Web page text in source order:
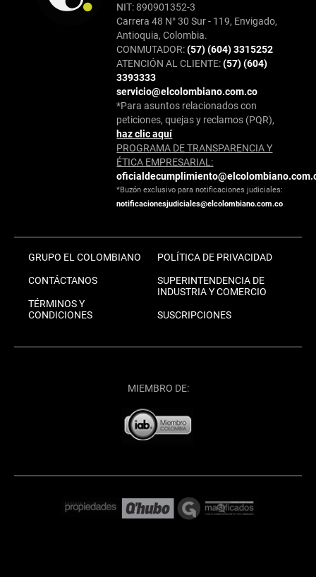
NIT: 890901352-3
Carrera 48 N° 30 Sur - 119, Envigado,
Antioquia, Colombia.
CONMUTADOR:(57) (604) 3315252
ATENCIÓN AL CLIENTE:(57) (604)
3393333
servicio@elcolombiano.com.co
*Para asuntos relacionados con
peticiones, quejas y reclamos (PQR),
haz clic aquí
PROGRAMA DE TRANSPARENCIA Y
ÉTICA EMPRESARIAL:
*Buzón exclusivo para notificaciones judiciales:
notificacionesjudiciales@elcolombiano.com.co
GRUPO EL COLOMBIANO
CONTÁCTANOS
TÉRMINOS Y
CONDICIONES
POLÍTICA DE PRIVACIDAD
SUPERINTENDENCIA DE
INDUSTRIA Y COMERCIO
SUSCRIPCIONES
MIEMBRO DE: